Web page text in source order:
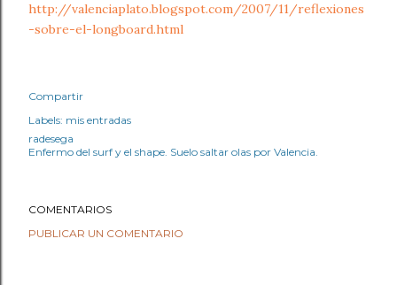
http://valenciaplato.blogspot.com/2007/11/reflexiones
-sobre-el-longboard.html
Compartir
Labels: mis entradas
radesega
Enfermo del surf y el shape. Suelo saltar olas por Valencia.
COMENTARIOS
PUBLICAR UN COMENTARIO